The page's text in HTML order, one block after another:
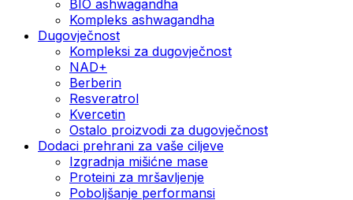
BIO ashwagandha
Kompleks ashwagandha
Dugovječnost
Kompleksi za dugovječnost
NAD+
Berberin
Resveratrol
Kvercetin
Ostalo proizvodi za dugovječnost
Dodaci prehrani za vaše ciljeve
Izgradnja mišićne mase
Proteini za mršavljenje
Poboljšanje performansi